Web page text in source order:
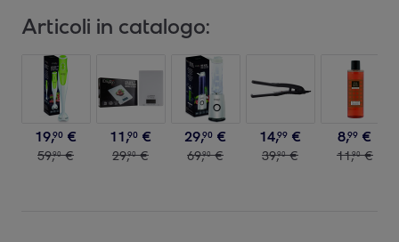
Articoli in catalogo:
19,90 €
59,90 €
11,90 €
29,90 €
29,90 €
69,90 €
14,99 €
39,90 €
8,99 €
11,90 €